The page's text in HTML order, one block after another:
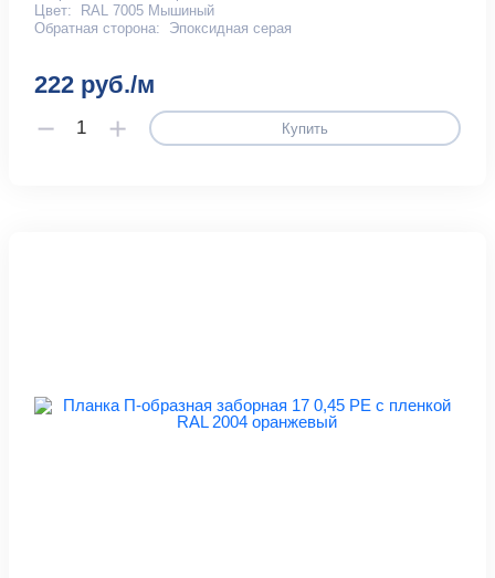
Цвет:
RAL 7005 Мышиный
Обратная сторона:
Эпоксидная серая
222 руб./м
Купить